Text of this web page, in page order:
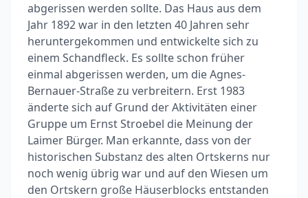
abgerissen werden sollte. Das Haus aus dem
Jahr 1892 war in den letzten 40 Jahren sehr
heruntergekommen und entwickelte sich zu
einem Schandfleck. Es sollte schon früher
einmal abgerissen werden, um die Agnes-
Bernauer-Straße zu verbreitern. Erst 1983
änderte sich auf Grund der Aktivitäten einer
Gruppe um Ernst Stroebel die Meinung der
Laimer Bürger. Man erkannte, dass von der
historischen Substanz des alten Ortskerns nur
noch wenig übrig war und auf den Wiesen um
den Ortskern große Häuserblocks entstanden